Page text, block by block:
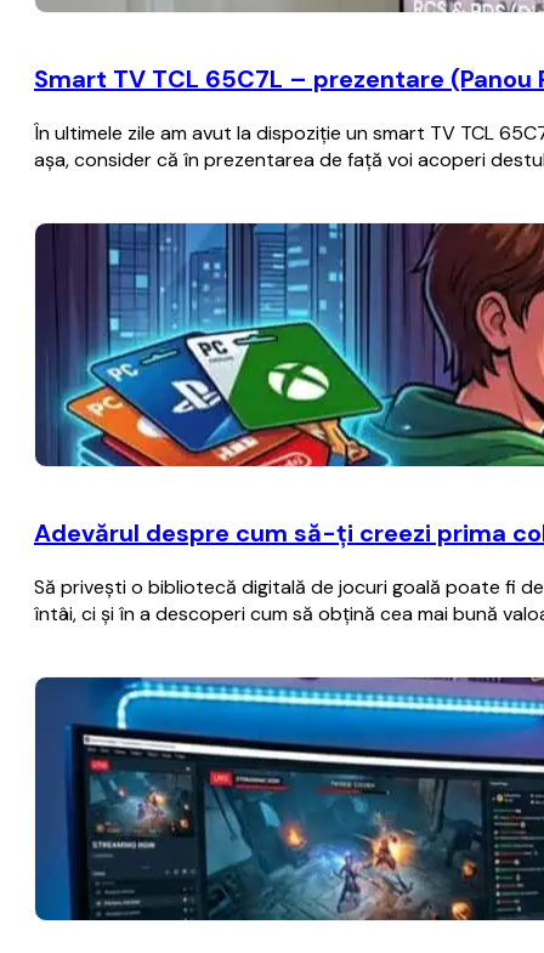
Smart TV TCL 65C7L – prezentare
În ultimele zile am avut la dispoziție un smart TV TCL
așa, consider că în prezentarea de față voi acoperi
Adevărul despre cum să-ți creezi prima
Să privești o bibliotecă digitală de jocuri goală poate fi
întâi, ci și în a descoperi cum să obțină cea mai bună